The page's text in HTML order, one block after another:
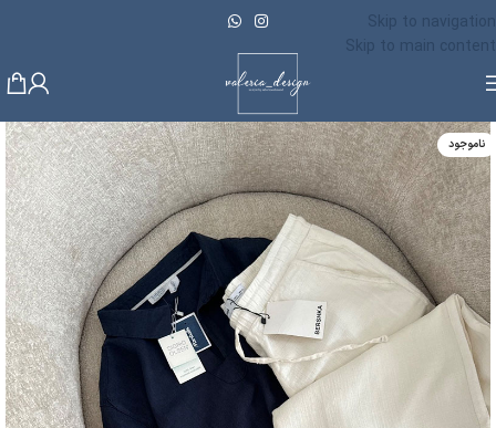
Skip to navigation
Skip to main content
ناموجود